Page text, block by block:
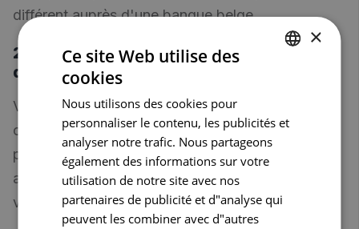
différent auprès d'une banque belge.
2. Enregistrement à un guichet
d’entreprises
Vous avez choisi votre forme d’entreprise et
ouvert un compte dans une banque ? Vous
pouvez vous inscrire à un guichet d’entreprises
agréé. En pratique, votre comptable le fait pour
vous.
×
Ce site Web utilise des
cookies
Nous utilisons des cookies pour
personnaliser le contenu, les publicités et
analyser notre trafic. Nous partageons
également des informations sur votre
utilisation de notre site avec nos
partenaires de publicité et d"analyse qui
peuvent les combiner avec d"autres